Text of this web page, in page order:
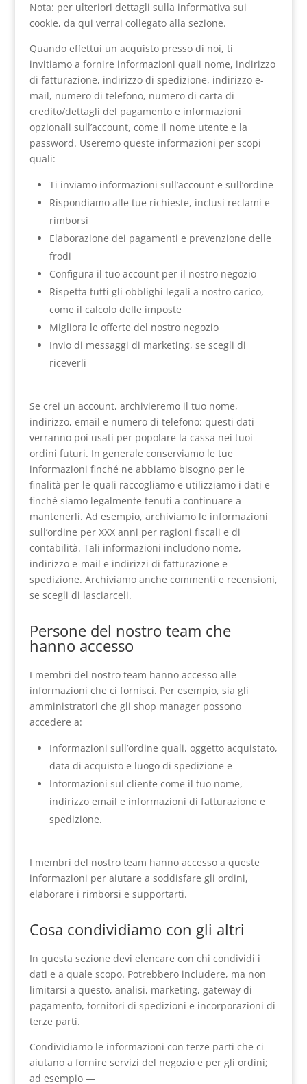
Nota: per ulteriori dettagli sulla informativa sui
cookie, da qui verrai collegato alla sezione.
Quando effettui un acquisto presso di noi, ti
invitiamo a fornire informazioni quali nome, indirizzo
di fatturazione, indirizzo di spedizione, indirizzo e-
mail, numero di telefono, numero di carta di
credito/dettagli del pagamento e informazioni
opzionali sull’account, come il nome utente e la
password. Useremo queste informazioni per scopi
quali:
Ti inviamo informazioni sull’account e sull’ordine
Rispondiamo alle tue richieste, inclusi reclami e
rimborsi
Elaborazione dei pagamenti e prevenzione delle
frodi
Configura il tuo account per il nostro negozio
Rispetta tutti gli obblighi legali a nostro carico,
come il calcolo delle imposte
Migliora le offerte del nostro negozio
Invio di messaggi di marketing, se scegli di
riceverli
Se crei un account, archivieremo il tuo nome,
indirizzo, email e numero di telefono: questi dati
verranno poi usati per popolare la cassa nei tuoi
ordini futuri. In generale conserviamo le tue
informazioni finché ne abbiamo bisogno per le
finalità per le quali raccogliamo e utilizziamo i dati e
finché siamo legalmente tenuti a continuare a
mantenerli. Ad esempio, archiviamo le informazioni
sull’ordine per XXX anni per ragioni fiscali e di
contabilità. Tali informazioni includono nome,
indirizzo e-mail e indirizzi di fatturazione e
spedizione. Archiviamo anche commenti e recensioni,
se scegli di lasciarceli.
Persone del nostro team che
hanno accesso
I membri del nostro team hanno accesso alle
informazioni che ci fornisci. Per esempio, sia gli
amministratori che gli shop manager possono
accedere a:
Informazioni sull’ordine quali, oggetto acquistato,
data di acquisto e luogo di spedizione e
Informazioni sul cliente come il tuo nome,
indirizzo email e informazioni di fatturazione e
spedizione.
I membri del nostro team hanno accesso a queste
informazioni per aiutare a soddisfare gli ordini,
elaborare i rimborsi e supportarti.
Cosa condividiamo con gli altri
In questa sezione devi elencare con chi condividi i
dati e a quale scopo. Potrebbero includere, ma non
limitarsi a questo, analisi, marketing, gateway di
pagamento, fornitori di spedizioni e incorporazioni di
terze parti.
Condividiamo le informazioni con terze parti che ci
aiutano a fornire servizi del negozio e per gli ordini;
ad esempio —